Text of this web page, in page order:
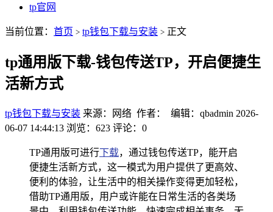
tp官网
当前位置： 首页 > tp钱包下载与安装 > 正文
tp通用版下载-钱包传送TP，开启便捷生
活新方式
tp钱包下载与安装 来源：网络 作者： 编辑：qbadmin 2026-
06-07 14:44:13 浏览：623 评论：0
TP通用版可进行下载，通过钱包传送TP，能开启
便捷生活新方式，这一模式为用户提供了更高效、
便利的体验，让生活中的相关操作变得更加轻松，
借助TP通用版，用户或许能在日常生活的各类场